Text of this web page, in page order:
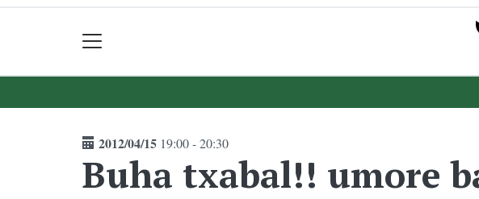
2012/04/15 19:00 - 20:30
Buha txabal!! umore